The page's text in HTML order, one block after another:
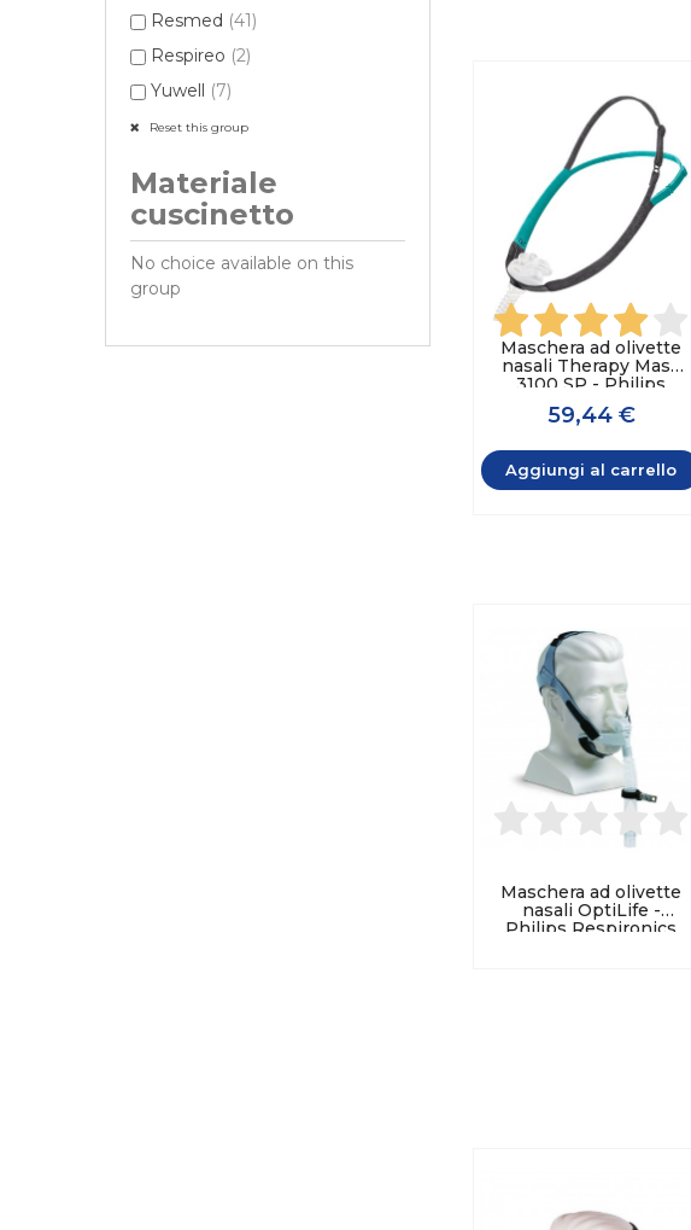
Resmed (41)
Respireo (2)
Yuwell (7)
Reset this group
Materiale
cuscinetto
No choice available on this
group
Maschera ad olivette
nasali Therapy Mask
3100 SP - Philips
Respironics
59,44 €
Aggiungi al carrello
Maschera ad olivette
nasali OptiLife -
Philips Respironics